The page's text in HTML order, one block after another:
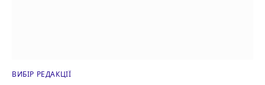
ВИБІР РЕДАКЦІЇ